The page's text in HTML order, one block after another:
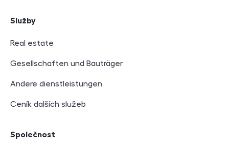
Služby
Real estate
Gesellschaften und Bauträger
Andere dienstleistungen
Ceník dalších služeb
Společnost